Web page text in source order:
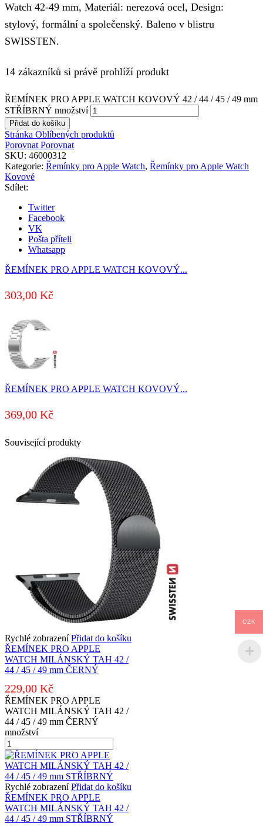
Watch 42-49 mm, Materiál: nerezová ocel, Design:
stylový, formální a společenský. Baleno v blistru
SWISSTEN.
14 zákazníků si právě prohlíží produkt
ŘEMÍNEK PRO APPLE WATCH KOVOVÝ 42 / 44 / 45 / 49 mm
STŘÍBRNÝ množství
Přidat do košíku
Stránka Oblíbených produktů
Porovnat Porovnat
SKU: 46000312
Kategorie: Řemínky pro Apple Watch, Řemínky pro Apple Watch
Kovové
Sdílet:
Twitter
Facebook
VK
Pošta příteli
Whatsapp
ŘEMÍNEK PRO APPLE WATCH KOVOVÝ...
303,00 Kč
ŘEMÍNEK PRO APPLE WATCH KOVOVÝ...
369,00 Kč
Související produkty
Rychlé zobrazení Přidat do košíku
ŘEMÍNEK PRO APPLE
WATCH MILÁNSKÝ TAH 42 /
44 / 45 / 49 mm ČERNÝ
229,00 Kč
ŘEMÍNEK PRO APPLE
WATCH MILÁNSKÝ TAH 42 /
44 / 45 / 49 mm ČERNÝ
množství
Rychlé zobrazení Přidat do košíku
ŘEMÍNEK PRO APPLE
WATCH MILÁNSKÝ TAH 42 /
44 / 45 / 49 mm STŘÍBRNÝ
CZK